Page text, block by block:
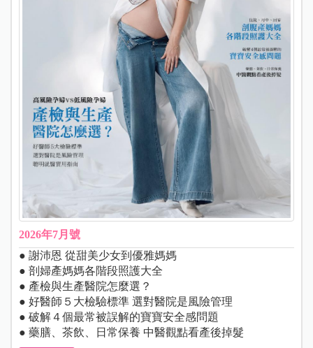
2026年7月號
● 謝沛恩 從甜美少女到優雅媽媽
● 剖婦產媽媽各階段照護大全
● 產檢與生產醫院怎麼選？
● 好醫師５大檢驗標準 選對醫院是風險管理
● 破解４個最常被誤解的寶寶安全感問題
● 藥膳、茶飲、日常保養 中醫觀點看產後掉髮